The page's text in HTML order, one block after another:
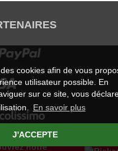
cookies afin de vous
utilisateur possible. En
sur ce site, vous
En savoir plus
J'ACCEPTE
notre